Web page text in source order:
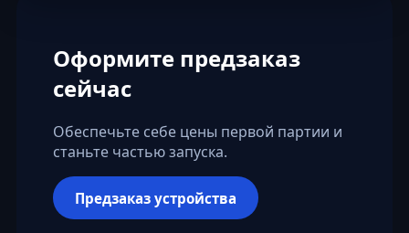
Оформите предзаказ
сейчас
Обеспечьте себе цены первой партии и
станьте частью запуска.
Предзаказ устройства